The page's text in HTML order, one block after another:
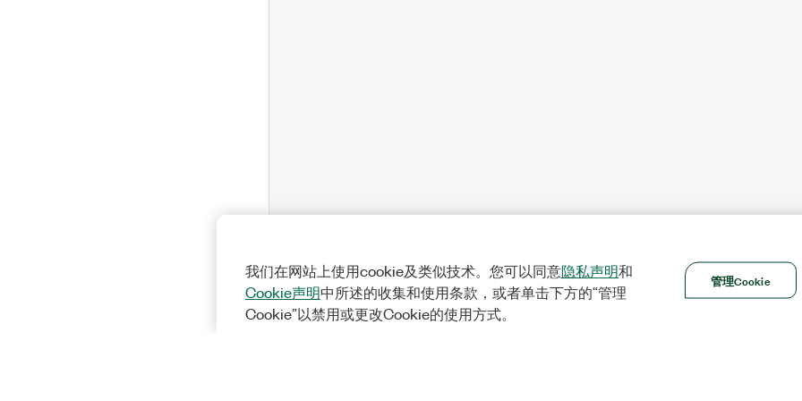
我们在网站上使用cookie及类似技术。您可以同意隐私声明和
Cookie声明中所述的收集和使用条款，或者单击下方的“管理
Cookie”以禁用或更改Cookie的使用方式。
管理Cookie